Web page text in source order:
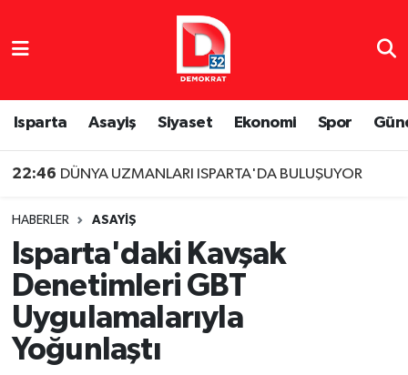
Isparta Asayiş Siyaset Ekonomi Spor
22:46 DÜNYA UZMANLARI ISPARTA'DA BULUŞUYOR
HABERLER ASAYIŞ
Isparta'daki Kavşak
Denetimleri GBT
Uygulamalarıyla
Yoğunlaştı
Isparta Nöbetçi Eczaneler
Isparta Hava Durumu
Isparta Namaz Vakitleri
Süper Lig Puan Durumu ve Fikstür
Tüm Manşetler
Son Dakika Haberleri